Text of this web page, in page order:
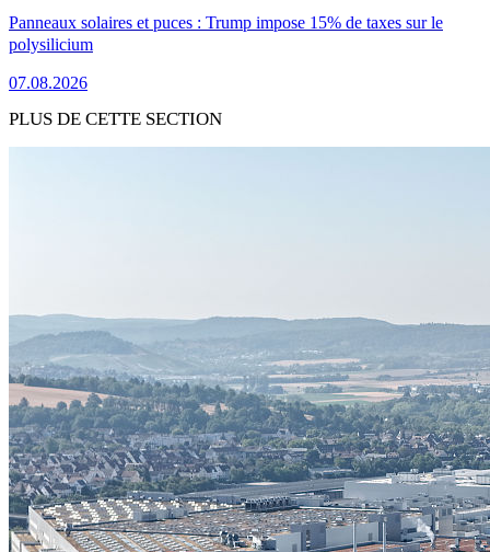
Panneaux solaires et puces : Trump impose 15% de taxes sur le
polysilicium
07.08.2026
PLUS DE CETTE SECTION